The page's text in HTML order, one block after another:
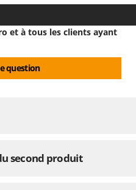
10 Kg
Carton d'origine
cm (L x l x H)
et à tous les clients ayant
question
second produit